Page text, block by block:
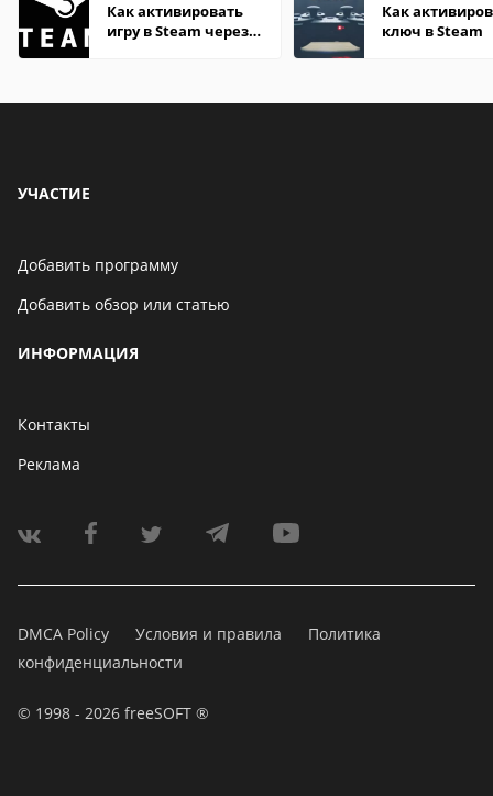
Как активировать
игру в Steam через
Как
ключ в Steam
УЧАСТИЕ
Добавить программу
Добавить обзор или статью
ИНФОРМАЦИЯ
Контакты
Реклама
DMCA Policy Условия и правила
Политика
конфиденциальности
© 1998 - 2026 freeSOFT ®